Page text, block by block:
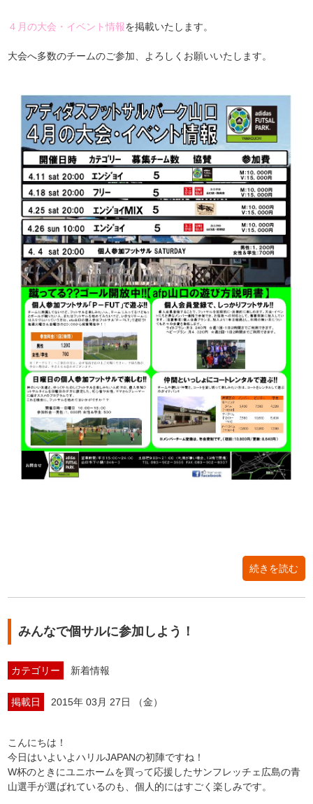
４月の大会・イベント情報を掲載いたします。
大会へ多数のチームのご参加、よろしくお願いいたします。
続きを読む
みんなで個サルに参加しよう！
カテゴリー 新着情報
掲載日 2015年 03月 27日 （金）
こんにちは！
今日はいよいよハリルJAPANの初陣ですね！
W杯のときにユニホームを買って応援したサンフレッチェ広島の青
山選手が選ばれているのも、個人的にはすごく楽しみです。